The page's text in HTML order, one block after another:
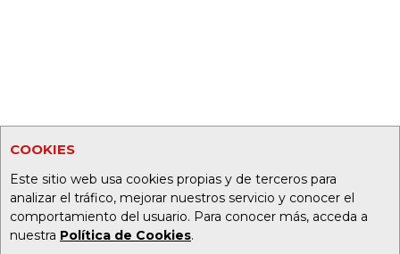
COOKIES
Este sitio web usa cookies propias y de terceros para
analizar el tráfico, mejorar nuestros servicio y conocer el
comportamiento del usuario. Para conocer más, acceda a
nuestra Política de Cookies.